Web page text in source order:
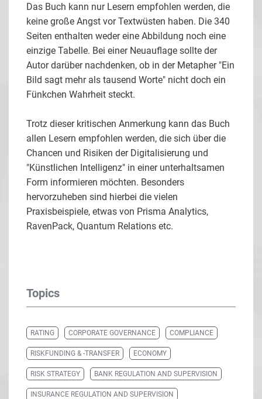
Das Buch kann nur Lesern empfohlen werden, die
keine große Angst vor Textwüsten haben. Die 340
Seiten enthalten weder eine Abbildung noch eine
einzige Tabelle. Bei einer Neuauflage sollte der
Autor darüber nachdenken, ob in der Metapher "Ein
Bild sagt mehr als tausend Worte" nicht doch ein
Fünkchen Wahrheit steckt.
Trotz dieser kritischen Anmerkung kann das Buch
allen Lesern empfohlen werden, die sich über die
Chancen und Risiken der Digitalisierung und
"Künstlichen Intelligenz" in einer unterhaltsamen
Form informieren möchten. Besonders
hervorzuheben sind hierbei die vielen
Praxisbeispiele, etwas von Prisma Analytics,
RavenPack, Quantum Relations etc.
Topics
RATING CORPORATE GOVERNANCE COMPLIANCE
RISKFUNDING & -TRANSFER ECONOMY
RISK STRATEGY BANK REGULATION AND SUPERVISION
INSURANCE REGULATION AND SUPERVISION